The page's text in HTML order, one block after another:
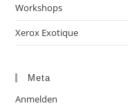
Workshops
Xerox Exotique
Meta
Anmelden